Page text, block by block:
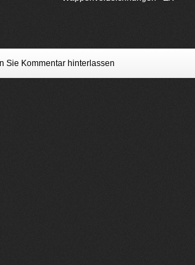
Sie Kommentar hinterlassen